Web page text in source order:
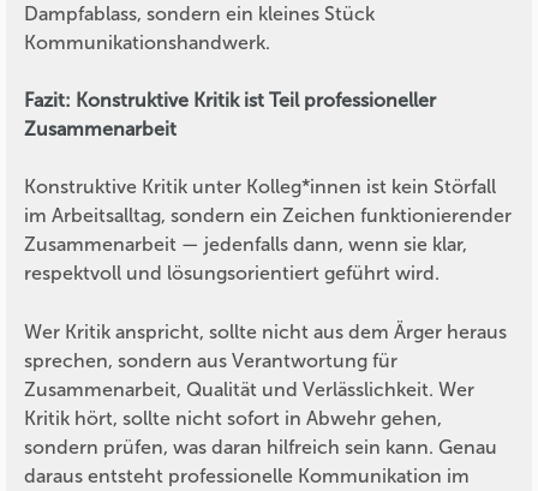
Dampfablass, sondern ein kleines Stück
Kommunikationshandwerk.
Fazit: Konstruktive Kritik ist Teil professioneller
Zusammenarbeit
Konstruktive Kritik unter Kolleg*innen ist kein Störfall
im Arbeitsalltag, sondern ein Zeichen funktionierender
Zusammenarbeit — jedenfalls dann, wenn sie klar,
respektvoll und lösungsorientiert geführt wird.
Wer Kritik anspricht, sollte nicht aus dem Ärger heraus
sprechen, sondern aus Verantwortung für
Zusammenarbeit, Qualität und Verlässlichkeit. Wer
Kritik hört, sollte nicht sofort in Abwehr gehen,
sondern prüfen, was daran hilfreich sein kann. Genau
daraus entsteht professionelle Kommunikation im